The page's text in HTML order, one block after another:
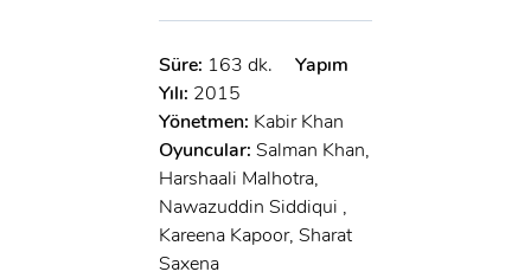
Süre: 163 dk.
Yapım
Yılı: 2015
Yönetmen: Kabir Khan
Oyuncular: Salman Khan,
Harshaali Malhotra,
Nawazuddin Siddiqui ,
Kareena Kapoor, Sharat
Saxena